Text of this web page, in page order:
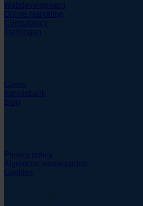
Webdevelopment
Online marketing
Consultancy
Trainingen
Cases
Kennisbank
Blog
Privacy policy
Algemene voorwaarden
Cookies